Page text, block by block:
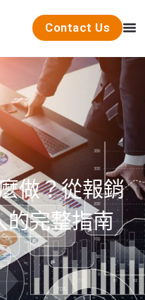
Contact Us
做？從報銷
的完整指南